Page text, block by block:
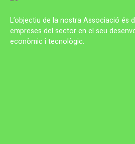
L’objectiu de la nostra Associació és
empreses del sector en el seu
econòmic i tecnològic.